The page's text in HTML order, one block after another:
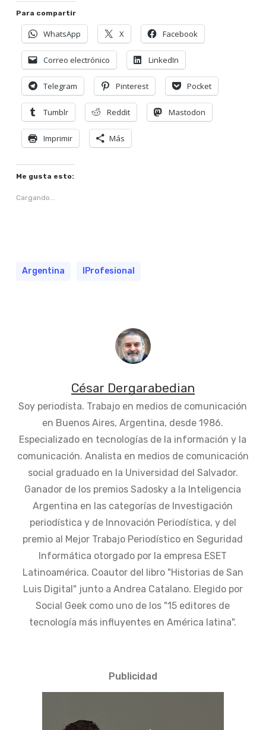
Para compartir
WhatsApp X Facebook
Correo electrónico LinkedIn
Telegram Pinterest Pocket
Tumblr Reddit Mastodon
Imprimir Más
Me gusta esto:
Cargando...
Argentina IProfesional
César Dergarabedian
Soy periodista. Trabajo en medios de comunicación
en Buenos Aires, Argentina, desde 1986.
Especializado en tecnologías de la información y la
comunicación. Analista en medios de comunicación
social graduado en la Universidad del Salvador.
Ganador de los premios Sadosky a la Inteligencia
Argentina en las categorías de Investigación
periodística y de Innovación Periodística, y del
premio al Mejor Trabajo Periodístico en Seguridad
Informática otorgado por la empresa ESET
Latinoamérica. Coautor del libro "Historias de San
Luis Digital" junto a Andrea Catalano. Elegido por
Social Geek como uno de los "15 editores de
tecnología más influyentes en América latina".
Publicidad